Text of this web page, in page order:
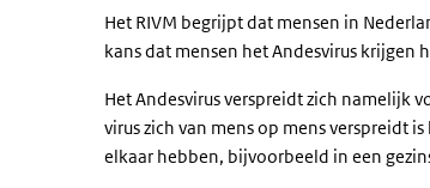
Het RIVM begrijpt dat mensen in
kans dat mensen het Andesvirus krijgen
Het Andesvirus verspreidt zich namelijk
virus zich van mens op mens verspreidt
elkaar hebben, bijvoorbeeld in een